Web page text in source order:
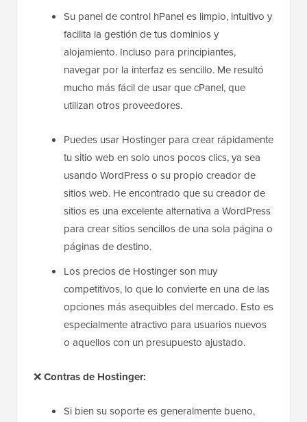
Su panel de control hPanel es limpio, intuitivo y
facilita la gestión de tus dominios y
alojamiento. Incluso para principiantes,
navegar por la interfaz es sencillo. Me resultó
mucho más fácil de usar que cPanel, que
utilizan otros proveedores.
Puedes usar Hostinger para crear rápidamente
tu sitio web en solo unos pocos clics, ya sea
usando WordPress o su propio creador de
sitios web. He encontrado que su creador de
sitios es una excelente alternativa a WordPress
para crear sitios sencillos de una sola página o
páginas de destino.
Los precios de Hostinger son muy
competitivos, lo que lo convierte en una de las
opciones más asequibles del mercado. Esto es
especialmente atractivo para usuarios nuevos
o aquellos con un presupuesto ajustado.
❌Contras de Hostinger:
Si bien su soporte es generalmente bueno,